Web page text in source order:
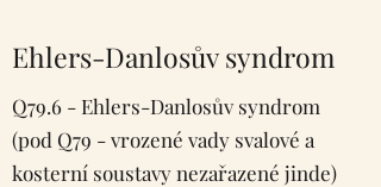
Ehlers-Danlosův syndrom
Q79.6 - Ehlers-Danlosův syndrom
(pod Q79 - vrozené vady svalové a
kosterní soustavy nezařazené jinde)